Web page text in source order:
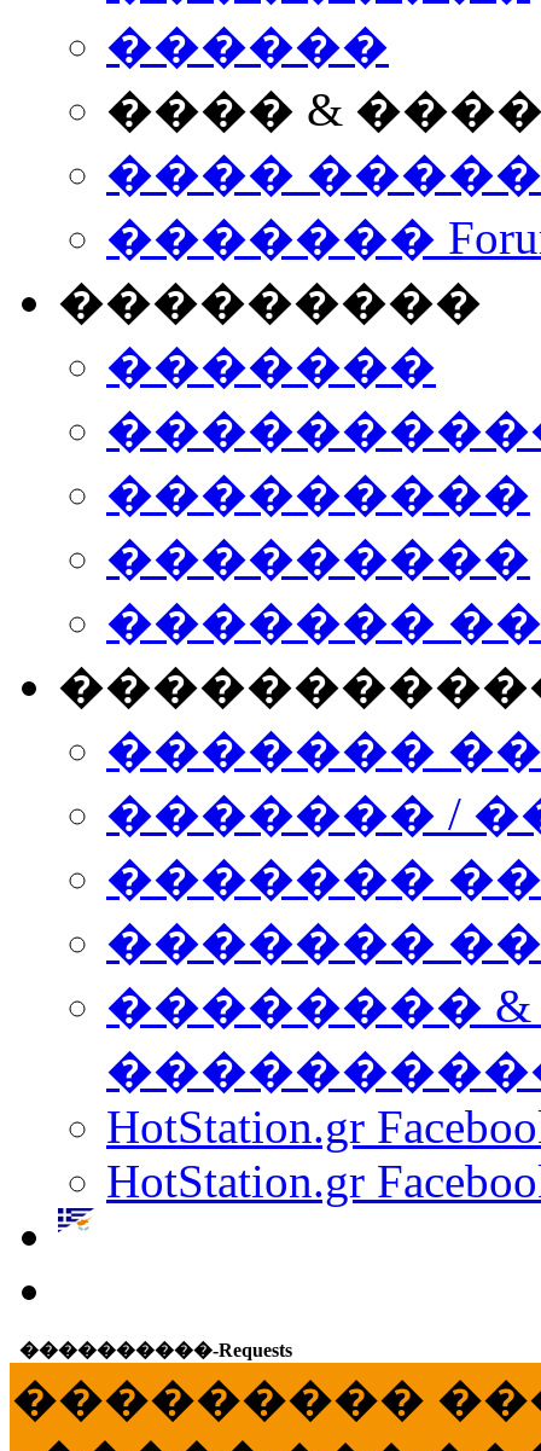
������
���� &
����
�������
���������
�������
���������
���������
�������
�������
������� /
�������
������� ���
��������
HotStation.gr
HotStation.gr
����������-Requests
���������